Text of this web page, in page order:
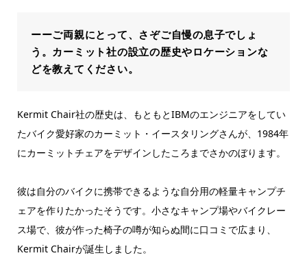
ーーご両親にとって、さぞご自慢の息子でしょ
う。カーミット社の設立の歴史やロケーションな
どを教えてください。
Kermit Chair社の歴史は、もともとIBMのエンジニアをしてい
たバイク愛好家のカーミット・イースタリングさんが、1984年
にカーミットチェアをデザインしたころまでさかのぼります。
彼は自分のバイクに携帯できるような自分用の軽量キャンプチ
ェアを作りたかったそうです。小さなキャンプ場やバイクレー
ス場で、彼が作った椅子の噂が知らぬ間に口コミで広まり、
Kermit Chairが誕生しました。